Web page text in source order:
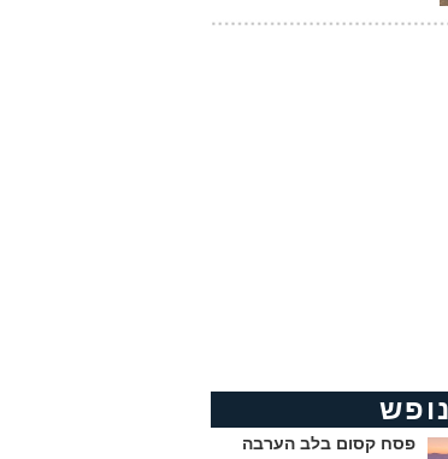
פסח קסום בלב הערבה